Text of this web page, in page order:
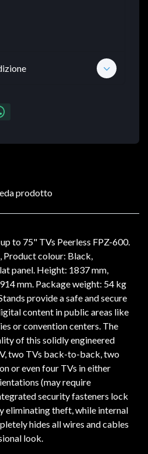
prodotto
to 75" TVs Peerless FPZ-600.
Product colour: Black,
panel. Height: 1837 mm,
mm. Package weight: 54 kg
provide a safe and secure
content in public areas like
or convention centers. The
of this solidly engineered
two TVs back-to-back, two
or even four TVs in either
(may require
security fasteners lock
eliminating theft, while internal
hides all wires and cables
look.